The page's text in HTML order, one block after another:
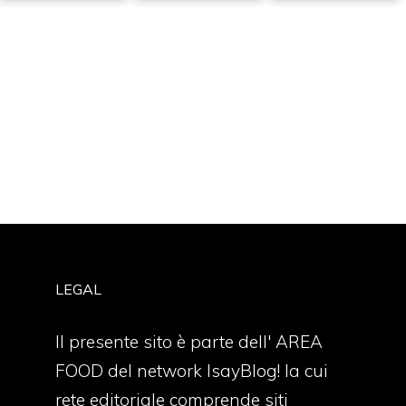
LEGAL
Il presente sito è parte dell' AREA
FOOD del network IsayBlog! la cui
rete editoriale comprende siti